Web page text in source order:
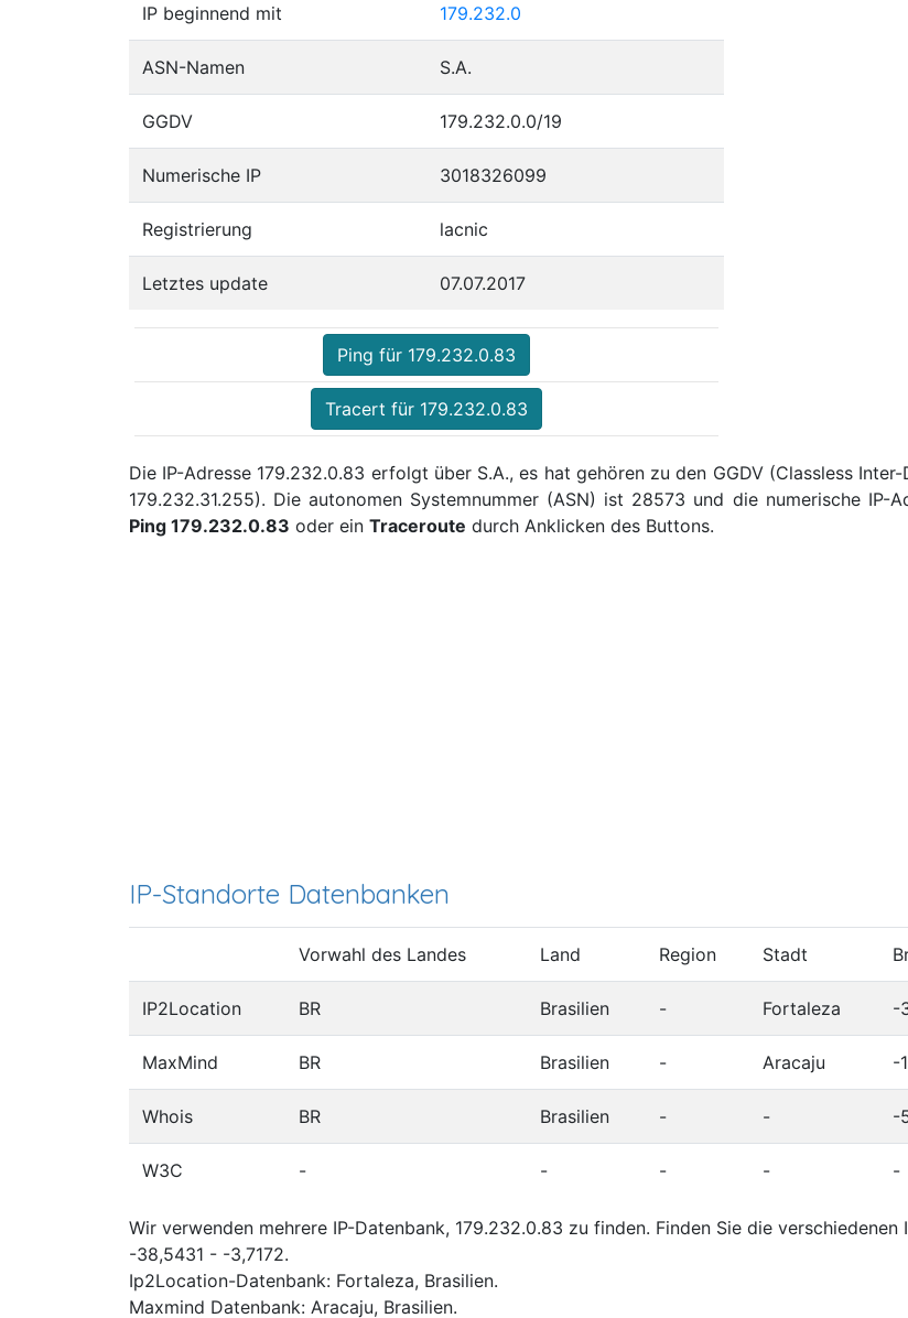
IP beginnend mit 179.232.0
ASN-Namen S.A.
GGDV 179.232.0.0/19
Numerische IP 3018326099
Registrierung lacnic
Letztes update 07.07.2017
Ping für 179.232.0.83
Tracert für 179.232.0.83
Die IP-Adresse 179.232.0.83 erfolgt über S.A., es hat gehören zu den GGDV (Classless
179.232.31.255). Die autonomen Systemnummer (ASN) ist 28573 und die numerische IP-
Ping 179.232.0.83 oder ein Traceroute durch Anklicken des Buttons.
IP-Standorte Datenbanken
Vorwahl des Landes Land Region Stadt
IP2Location BR Brasilien - Fortaleza -
MaxMind BR Brasilien - Aracaju -
Whois BR Brasilien - - -
W3C - - - - -
Wir verwenden mehrere IP-Datenbank, 179.232.0.83 zu finden. Finden Sie die
-38,5431 - -3,7172.
Ip2Location-Datenbank: Fortaleza, Brasilien.
Maxmind Datenbank: Aracaju, Brasilien.